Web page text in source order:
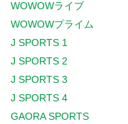
WOWOWライブ
WOWOWプライム
J SPORTS 1
J SPORTS 2
J SPORTS 3
J SPORTS 4
GAORA SPORTS